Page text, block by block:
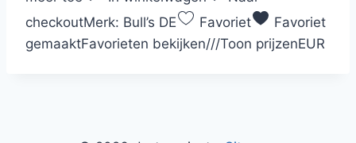
checkoutMerk: Bull’s DE Favoriet
Favoriet
gemaaktFavorieten bekijken///Toon prijzenEUR